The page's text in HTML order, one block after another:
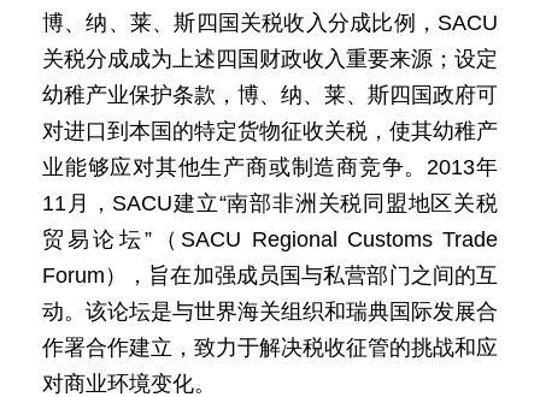
博、纳、莱、斯四国关税收入分成比例，SACU
关税分成成为上述四国财政收入重要来源；设定
幼稚产业保护条款，博、纳、莱、斯四国政府可
对进口到本国的特定货物征收关税，使其幼稚产
业能够应对其他生产商或制造商竞争。2013年
11月，SACU建立“南部非洲关税同盟地区关税
贸易论坛”（SACU Regional Customs Trade
Forum），旨在加强成员国与私营部门之间的互
动。该论坛是与世界海关组织和瑞典国际发展合
作署合作建立，致力于解决税收征管的挑战和应
对商业环境变化。